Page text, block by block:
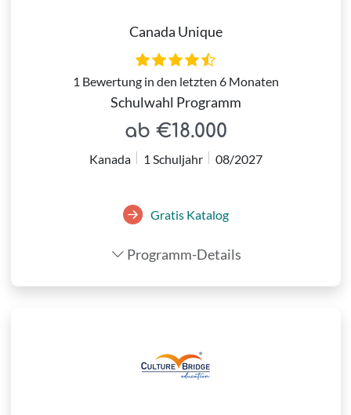
Canada Unique
1 Bewertung in den letzten 6 Monaten
Schulwahl Programm
ab €18.000
Kanada 1 Schuljahr 08/2027
Gratis Katalog
Programm-Details